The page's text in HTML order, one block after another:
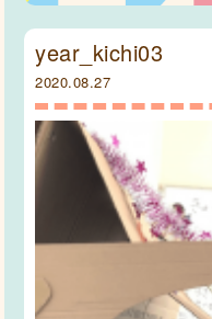
year_kichi03
2020.08.27